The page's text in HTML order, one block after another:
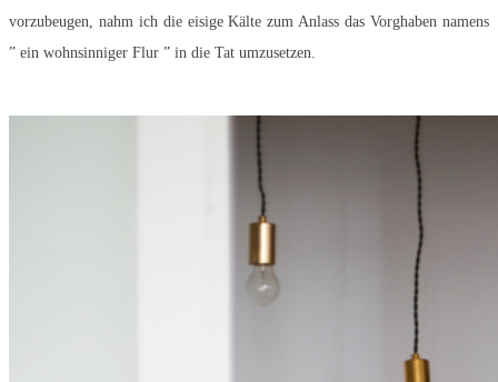
vorzubeugen, nahm ich die eisige Kälte zum Anlass das Vorghaben namens
” ein wohnsinniger Flur ” in die Tat umzusetzen.